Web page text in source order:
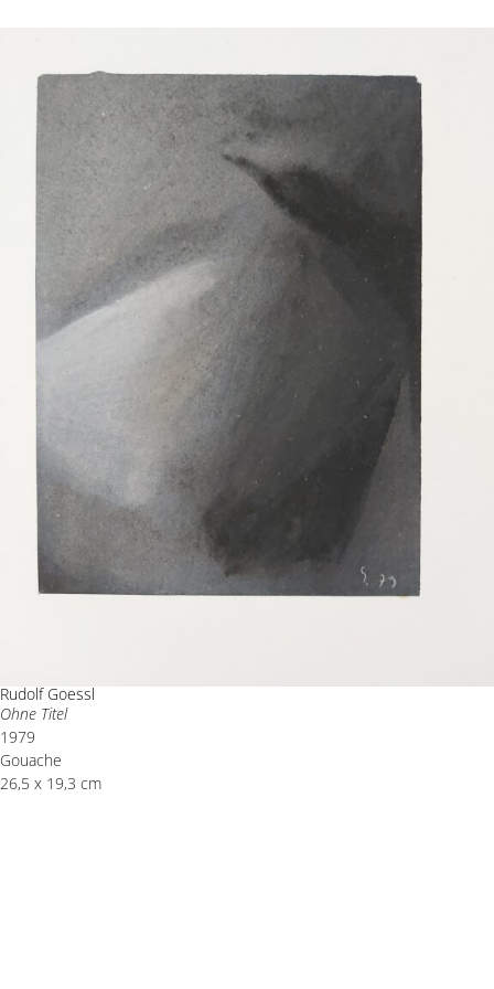
Rudolf Goessl
Ohne Titel
1979
Gouache
26,5 x 19,3 cm